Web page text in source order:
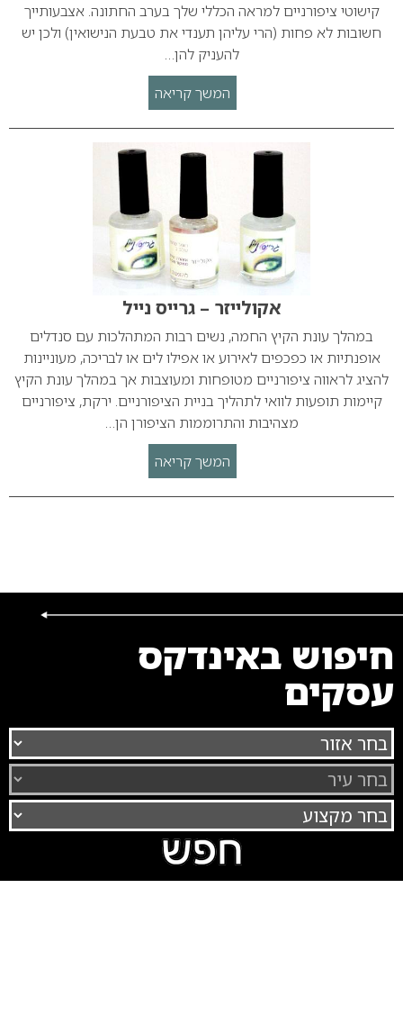
קישוטי ציפורניים למראה הכללי שלך בערב החתונה. אצבעותייך
חשובות לא פחות (הרי עליהן תענדי את טבעת הנישואין) ולכן יש
להעניק להן…
המשך קריאה
אקולייזר – גרייס נייל
במהלך עונת הקיץ החמה, נשים רבות המתהלכות עם סנדלים
אופנתיות או כפכפים לאירוע או אפילו לים או לבריכה, מעוניינות
להציג לראווה ציפורניים מטופחות ומעוצבות אך במהלך עונת הקיץ
קיימות תופעות לוואי לתהליך בניית הציפורניים. ירקת, ציפורניים
מצהיבות והתרוממות הציפורן הן…
המשך קריאה
חיפוש באינדקס
עסקים